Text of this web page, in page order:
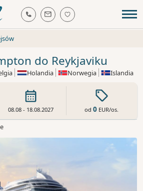
do Reykjaviku
Holandia Norwegia Islandia
08.08 - 18.08.2027 od0 EUR/os.